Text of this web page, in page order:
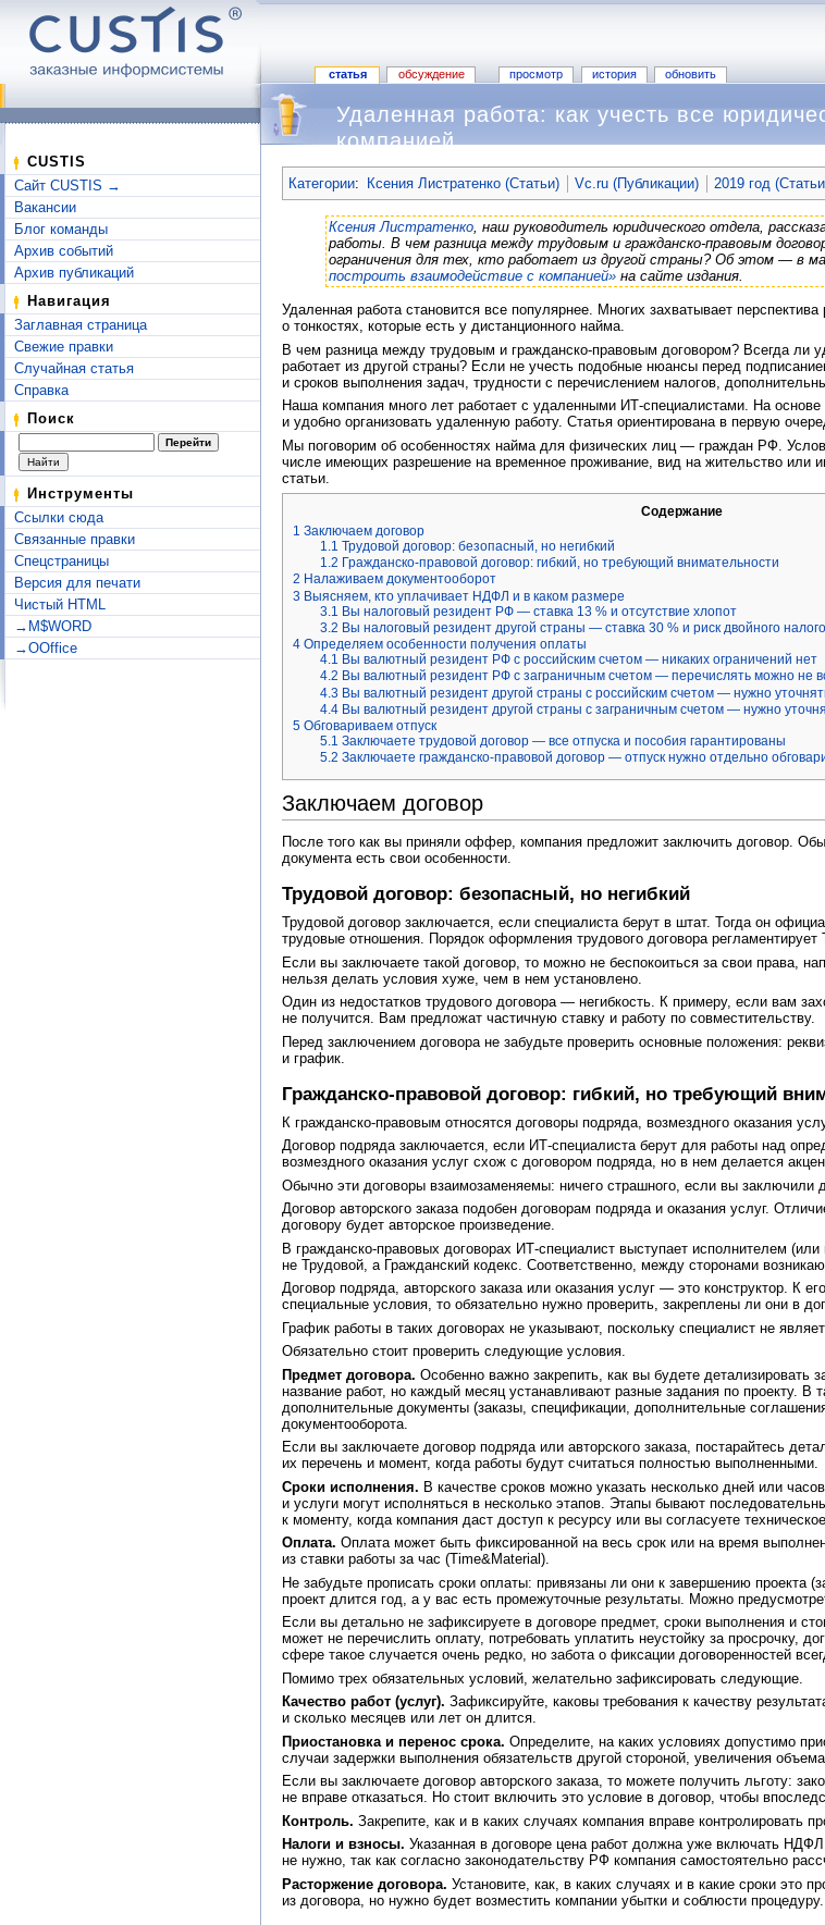
статья обсуждение просмотр история обновить
CUSTIS
Сайт CUSTIS →
Вакансии
Блог команды
Архив событий
Архив публикаций
Навигация
Заглавная страница
Свежие правки
Случайная статья
Справка
Поиск
Инструменты
Ссылки сюда
Связанные правки
Спецстраницы
Версия для печати
Чистый HTML
→M$WORD
→OOffice
Удаленная работа: как учесть все
компанией
Категории: Ксения Листратенко (Статьи) Vc.ru (Публикации) 2019 год
Ксения Листратенко, наш руководитель юридического отдела,
работы. В чем разница между трудовым и гражданско-правовым
ограничения для тех, кто работает из другой страны? Об этом — в
построить взаимодействие с компанией» на сайте издания.
Удаленная работа становится все популярнее. Многих захватывает
о тонкостях, которые есть у дистанционного найма.
В чем разница между трудовым и гражданско-правовым договором? Всегда ли
работает из другой страны? Если не учесть подобные нюансы перед
и сроков выполнения задач, трудности с перечислением налогов,
Наша компания много лет работает с удаленными ИТ-специалистами. На
и удобно организовать удаленную работу. Статья ориентирована в первую
Мы поговорим об особенностях найма для физических лиц — граждан РФ.
числе имеющих разрешение на временное проживание, вид на жительство или
статьи.
Содержание
1 Заключаем договор
1.1 Трудовой договор: безопасный, но негибкий
1.2 Гражданско-правовой договор: гибкий, но требующий внимательности
2 Налаживаем документооборот
3 Выясняем, кто уплачивает НДФЛ и в каком размере
3.1 Вы налоговый резидент РФ — ставка 13 % и отсутствие хлопот
3.2 Вы налоговый резидент другой страны — ставка 30 % и риск двойного
4 Определяем особенности получения оплаты
4.1 Вы валютный резидент РФ с российским счетом — никаких ограничений нет
4.2 Вы валютный резидент РФ с заграничным счетом — перечислять можно не
4.3 Вы валютный резидент другой страны с российским счетом — нужно
4.4 Вы валютный резидент другой страны с заграничным счетом — нужно
5 Обговариваем отпуск
5.1 Заключаете трудовой договор — все отпуска и пособия гарантированы
5.2 Заключаете гражданско-правовой договор — отпуск нужно отдельно
Заключаем договор
После того как вы приняли оффер, компания предложит заключить договор.
документа есть свои особенности.
Трудовой договор: безопасный, но негибкий
Трудовой договор заключается, если специалиста берут в штат. Тогда он
трудовые отношения. Порядок оформления трудового договора регламентирует
Если вы заключаете такой договор, то можно не беспокоиться за свои права,
нельзя делать условия хуже, чем в нем установлено.
Один из недостатков трудового договора — негибкость. К примеру, если вам
не получится. Вам предложат частичную ставку и работу по совместительству.
Перед заключением договора не забудьте проверить основные положения:
и график.
Гражданско-правовой договор: гибкий, но требующий
К гражданско-правовым относятся договоры подряда, возмездного оказания
Договор подряда заключается, если ИТ-специалиста берут для работы над
возмездного оказания услуг схож с договором подряда, но в нем делается
Обычно эти договоры взаимозаменяемы: ничего страшного, если вы заключили
Договор авторского заказа подобен договорам подряда и оказания услуг.
договору будет авторское произведение.
В гражданско-правовых договорах ИТ-специалист выступает исполнителем
не Трудовой, а Гражданский кодекс. Соответственно, между сторонами
Договор подряда, авторского заказа или оказания услуг — это конструктор.
специальные условия, то обязательно нужно проверить, закреплены ли они в
График работы в таких договорах не указывают, поскольку специалист не
Обязательно стоит проверить следующие условия.
Предмет договора. Особенно важно закрепить, как вы будете
название работ, но каждый месяц устанавливают разные задания по проекту.
дополнительные документы (заказы, спецификации, дополнительные
документооборота.
Если вы заключаете договор подряда или авторского заказа, постарайтесь
их перечень и момент, когда работы будут считаться полностью выполненными.
Сроки исполнения. В качестве сроков можно указать несколько дней или
и услуги могут исполняться в несколько этапов. Этапы бывают
к моменту, когда компания даст доступ к ресурсу или вы согласуете
Оплата. Оплата может быть фиксированной на весь срок или на время
из ставки работы за час (Time&Material).
Не забудьте прописать сроки оплаты: привязаны ли они к завершению проекта
проект длится год, а у вас есть промежуточные результаты. Можно
Если вы детально не зафиксируете в договоре предмет, сроки выполнения и
может не перечислить оплату, потребовать уплатить неустойку за просрочку,
сфере такое случается очень редко, но забота о фиксации договоренностей
Помимо трех обязательных условий, желательно зафиксировать следующие.
Качество работ (услуг). Зафиксируйте, каковы требования к качеству
и сколько месяцев или лет он длится.
Приостановка и перенос срока. Определите, на каких условиях допустимо
случаи задержки выполнения обязательств другой стороной, увеличения
Если вы заключаете договор авторского заказа, то можете получить льготу:
не вправе отказаться. Но стоит включить это условие в договор, чтобы
Контроль. Закрепите, как и в каких случаях компания вправе контролировать
Налоги и взносы. Указанная в договоре цена работ должна уже включать
не нужно, так как согласно законодательству РФ компания самостоятельно
Расторжение договора. Установите, как, в каких случаях и в какие сроки это
из договора, но нужно будет возместить компании убытки и соблюсти